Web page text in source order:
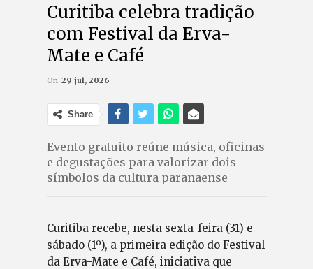
Curitiba celebra tradição
com Festival da Erva-
Mate e Café
On 29 jul, 2026
Share
Evento gratuito reúne música, oficinas
e degustações para valorizar dois
símbolos da cultura paranaense
Curitiba recebe, nesta sexta-feira (31) e
sábado (1º), a primeira edição do Festival
da Erva-Mate e Café, iniciativa que